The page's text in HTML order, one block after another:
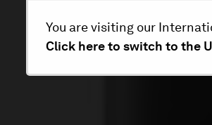
You are visiting our
Click here to switch to the